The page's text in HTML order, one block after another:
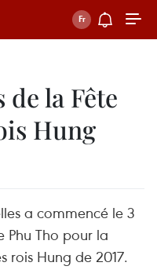
la Fête
Hung
a commencé le 3
Phu Tho pour la
rois Hung de 2017.